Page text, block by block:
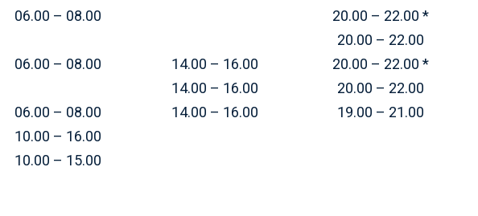
06.00 – 08.00
20.00 – 22.00 *
20.00 – 22.00
06.00 – 08.00 14.00 – 16.00
20.00 – 22.00 *
14.00 – 16.00
20.00 – 22.00
06.00 – 08.00 14.00 – 16.00
19.00 – 21.00
10.00 – 16.00
10.00 – 15.00